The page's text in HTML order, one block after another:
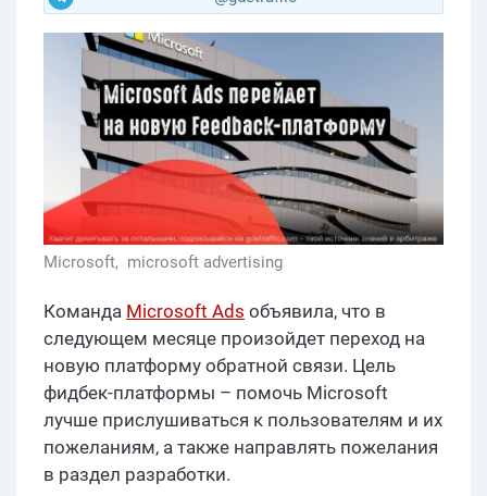
Microsoft, microsoft advertising
Команда Microsoft Ads объявила, что в
следующем месяце произойдет переход на
новую платформу обратной связи. Цель
фидбек-платформы – помочь Microsoft
лучше прислушиваться к пользователям и их
пожеланиям, а также направлять пожелания
в раздел разработки.